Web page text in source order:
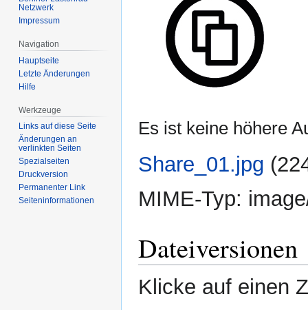
Es ist keine höhere
Share_01.jpg
MIME-Typ:
Dateiversionen
Klicke auf einen
Netzwerk
Impressum
Navigation
Hauptseite
Letzte Änderungen
Hilfe
Werkzeuge
Links auf diese Seite
Änderungen an
verlinkten Seiten
Spezialseiten
Druckversion
Permanenter Link
Seiten­informationen